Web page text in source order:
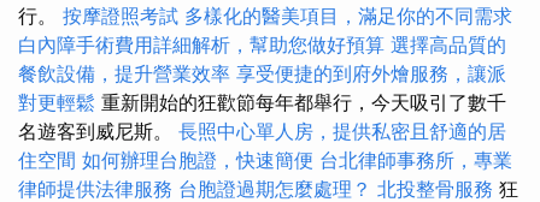
行。 按摩證照考試 多樣化的醫美項目，滿足你的不同需求
白內障手術費用詳細解析，幫助您做好預算 選擇高品質的
餐飲設備，提升營業效率 享受便捷的到府外燴服務，讓派
對更輕鬆 重新開始的狂歡節每年都舉行，今天吸引了數千
名遊客到威尼斯。 長照中心單人房，提供私密且舒適的居
住空間 如何辦理台胞證，快速簡便 台北律師事務所，專業
律師提供法律服務 台胞證過期怎麼處理？ 北投整骨服務 狂